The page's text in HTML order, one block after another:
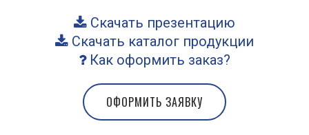
Скачать презентацию
Скачать каталог продукции
Как оформить заказ?
ОФОРМИТЬ ЗАЯВКУ